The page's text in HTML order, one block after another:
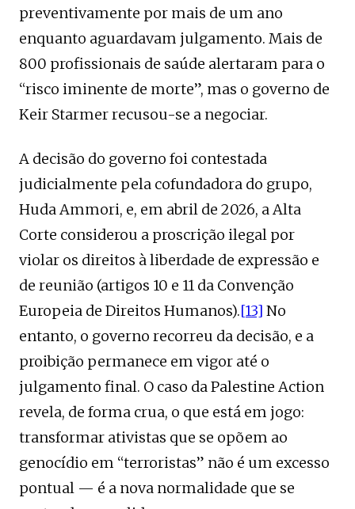
preventivamente por mais de um ano
enquanto aguardavam julgamento. Mais de
800 profissionais de saúde alertaram para o
“risco iminente de morte”, mas o governo de
Keir Starmer recusou-se a negociar.
A decisão do governo foi contestada
judicialmente pela cofundadora do grupo,
Huda Ammori, e, em abril de 2026, a Alta
Corte considerou a proscrição ilegal por
violar os direitos à liberdade de expressão e
de reunião (artigos 10 e 11 da Convenção
Europeia de Direitos Humanos).[13] No
entanto, o governo recorreu da decisão, e a
proibição permanece em vigor até o
julgamento final. O caso da Palestine Action
revela, de forma crua, o que está em jogo:
transformar ativistas que se opõem ao
genocídio em “terroristas” não é um excesso
pontual — é a nova normalidade que se